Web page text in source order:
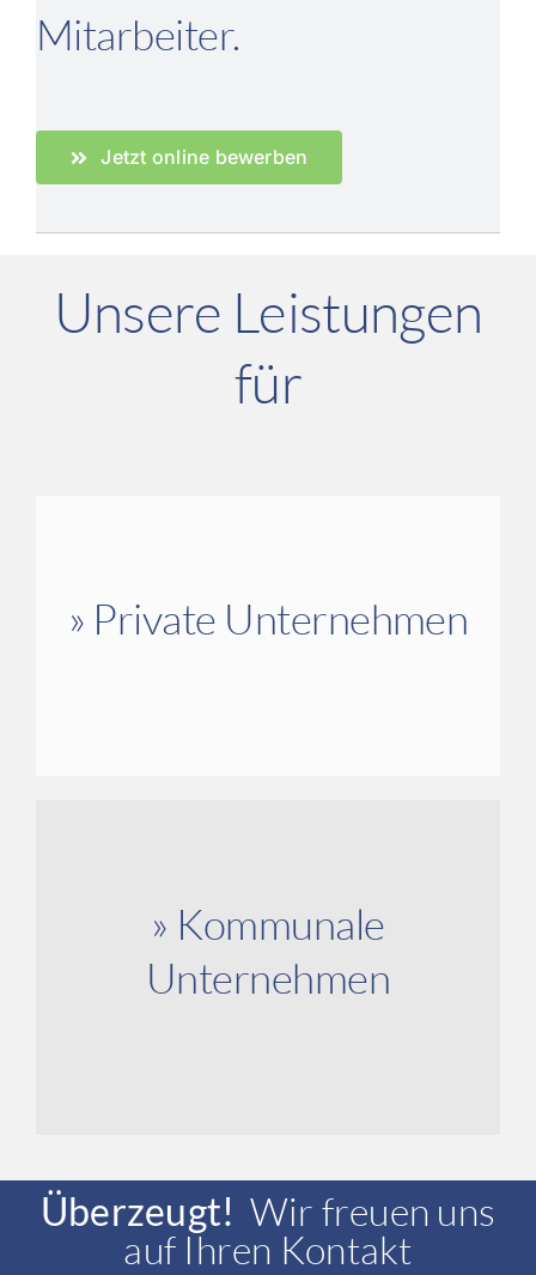
Mitarbeiter.
Jetzt online bewerben
Unsere Leistungen
für
» Private Unternehmen
» Kommunale
Unternehmen
Überzeugt! Wir freuen uns
auf Ihren Kontakt